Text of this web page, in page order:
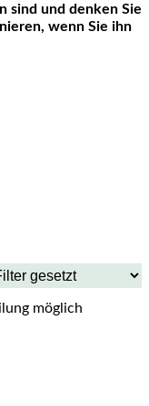
sind und denken Sie
wenn Sie ihn
möglich